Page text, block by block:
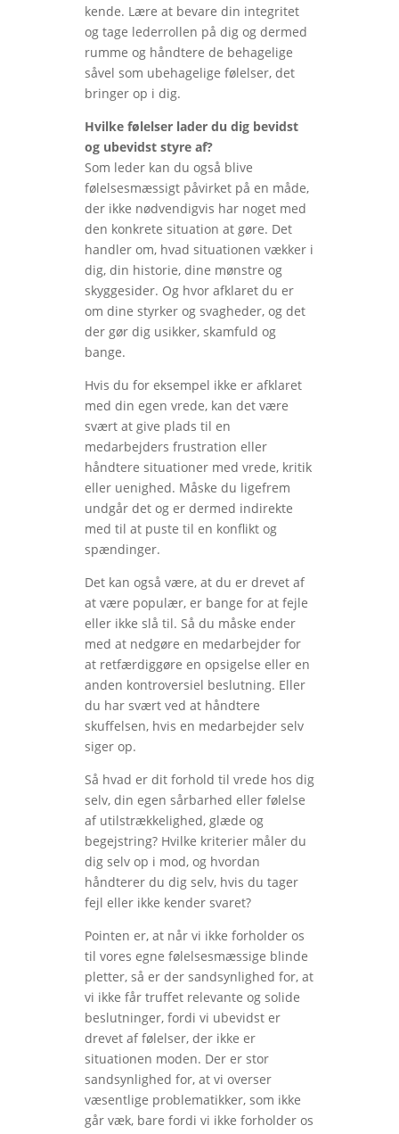
kende. Lære at bevare din integritet
og tage lederrollen på dig og dermed
rumme og håndtere de behagelige
såvel som ubehagelige følelser, det
bringer op i dig.
Hvilke følelser lader du dig bevidst
og ubevidst styre af?
Som leder kan du også blive
følelsesmæssigt påvirket på en måde,
der ikke nødvendigvis har noget med
den konkrete situation at gøre. Det
handler om, hvad situationen vækker i
dig, din historie, dine mønstre og
skyggesider. Og hvor afklaret du er
om dine styrker og svagheder, og det
der gør dig usikker, skamfuld og
bange.
Hvis du for eksempel ikke er afklaret
med din egen vrede, kan det være
svært at give plads til en
medarbejders frustration eller
håndtere situationer med vrede, kritik
eller uenighed. Måske du ligefrem
undgår det og er dermed indirekte
med til at puste til en konflikt og
spændinger.
Det kan også være, at du er drevet af
at være populær, er bange for at fejle
eller ikke slå til. Så du måske ender
med at nedgøre en medarbejder for
at retfærdiggøre en opsigelse eller en
anden kontroversiel beslutning. Eller
du har svært ved at håndtere
skuffelsen, hvis en medarbejder selv
siger op.
Så hvad er dit forhold til vrede hos dig
selv, din egen sårbarhed eller følelse
af utilstrækkelighed, glæde og
begejstring? Hvilke kriterier måler du
dig selv op i mod, og hvordan
håndterer du dig selv, hvis du tager
fejl eller ikke kender svaret?
Pointen er, at når vi ikke forholder os
til vores egne følelsesmæssige blinde
pletter, så er der sandsynlighed for, at
vi ikke får truffet relevante og solide
beslutninger, fordi vi ubevidst er
drevet af følelser, der ikke er
situationen moden. Der er stor
sandsynlighed for, at vi overser
væsentlige problematikker, som ikke
går væk, bare fordi vi ikke forholder os